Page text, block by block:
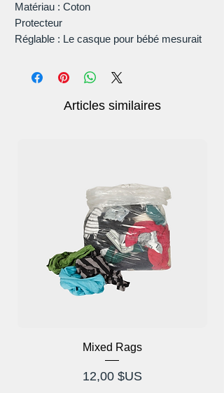
Matériau : Coton
Protecteur
Réglable : Le casque pour bébé mesurait
ans.
Articles similaires
Mixed Rags
Prix
12,00 $US